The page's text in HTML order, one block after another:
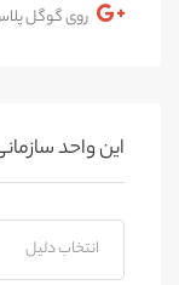
روی گوگل
این واحد